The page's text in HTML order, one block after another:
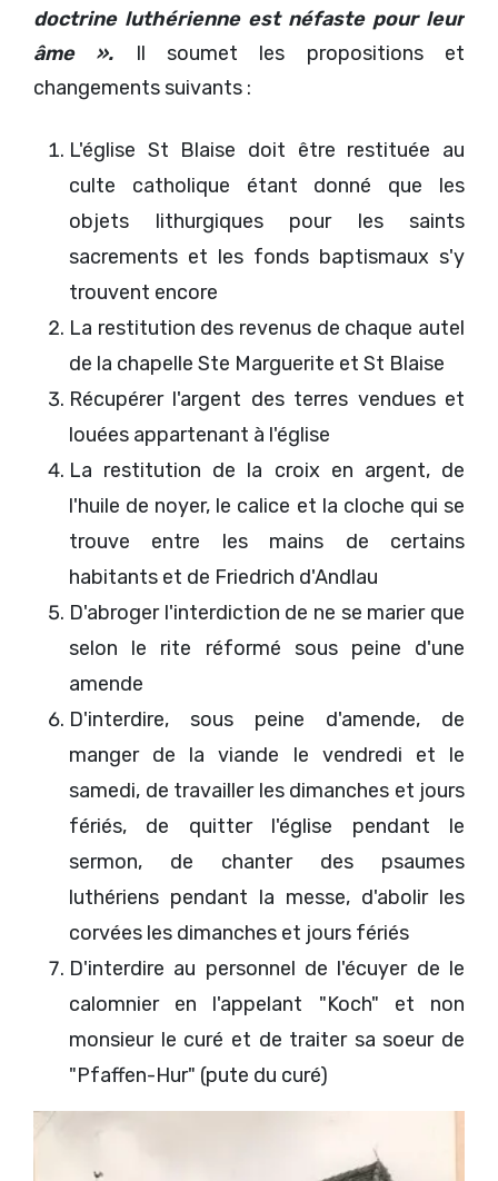
doctrine luthérienne est néfaste pour leur
âme ».
Il soumet les propositions et
changements suivants :
L'église St Blaise doit être restituée au
culte catholique étant donné que les
objets lithurgiques pour les saints
sacrements et les fonds baptismaux s'y
trouvent encore
La restitution des revenus de chaque autel
de la chapelle Ste Marguerite et St Blaise
Récupérer l'argent des terres vendues et
louées appartenant à l'église
La restitution de la croix en argent, de
l'huile de noyer, le calice et la cloche qui se
trouve entre les mains de certains
habitants et de Friedrich d'Andlau
D'abroger l'interdiction de ne se marier que
selon le rite réformé sous peine d'une
amende
D'interdire, sous peine d'amende, de
manger de la viande le vendredi et le
samedi, de travailler les dimanches et jours
fériés, de quitter l'église pendant le
sermon, de chanter des psaumes
luthériens pendant la messe, d'abolir les
corvées les dimanches et jours fériés
D'interdire au personnel de l'écuyer de le
calomnier en l'appelant "Koch" et non
monsieur le curé et de traiter sa soeur de
"Pfaffen-Hur" (pute du curé)